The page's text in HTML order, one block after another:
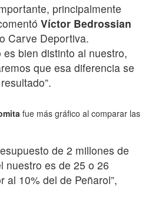
principalmente
Víctor Bedrossian
Carve Deportiva.
es bien distinto al nuestro,
que esa diferencia se
fue más gráfico al comparar las
de 2 millones de
nuestro es de 25 o 26
al 10% del de Peñarol”,